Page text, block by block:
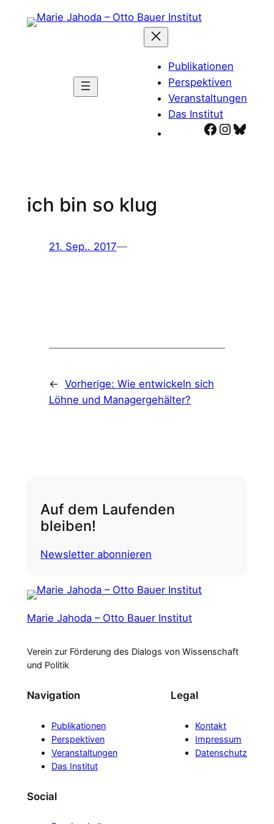
Inhalt
Publikationen
Perspektiven
Veranstaltungen
Das Institut
Facebook
ich bin so klug
21. Sep.. 2017—
← Vorherige: Wie entwickeln sich
Löhne und Managergehälter?
Auf dem Laufenden
bleiben!
Newsletter abonnieren
Marie Jahoda – Otto Bauer Institut
Verein zur Förderung des Dialogs von Wissenschaft
und Politik
Navigation
Publikationen
Perspektiven
Veranstaltungen
Das Institut
Legal
Kontakt
Impressum
Datenschutz
Social